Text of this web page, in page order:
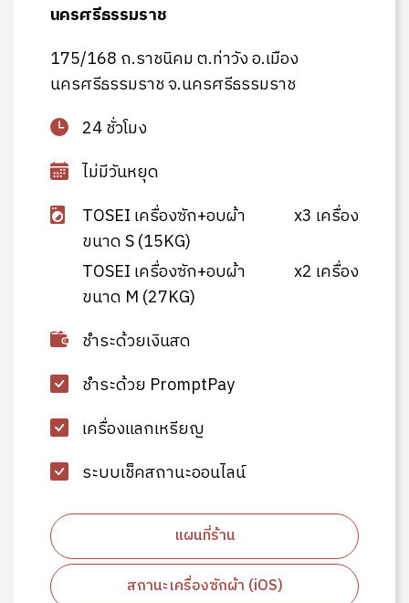
นครศรีธรรมราช
175/168 ถ.ราชนิคม ต.ท่าวัง อ.เมือง
นครศรีธรรมราช จ.นครศรีธรรมราช
24 ชั่วโมง
ไม่มีวันหยุด
TOSEI เครื่องซัก+อบผ้า
ขนาด S (15KG)
x3 เครื่อง
TOSEI เครื่องซัก+อบผ้า
ขนาด M (27KG)
x2 เครื่อง
ชำระด้วยเงินสด
ชำระด้วย PromptPay
เครื่องแลกเหรียญ
ระบบเช็คสถานะออนไลน์
แผนที่ร้าน
สถานะเครื่องซักผ้า (iOS)